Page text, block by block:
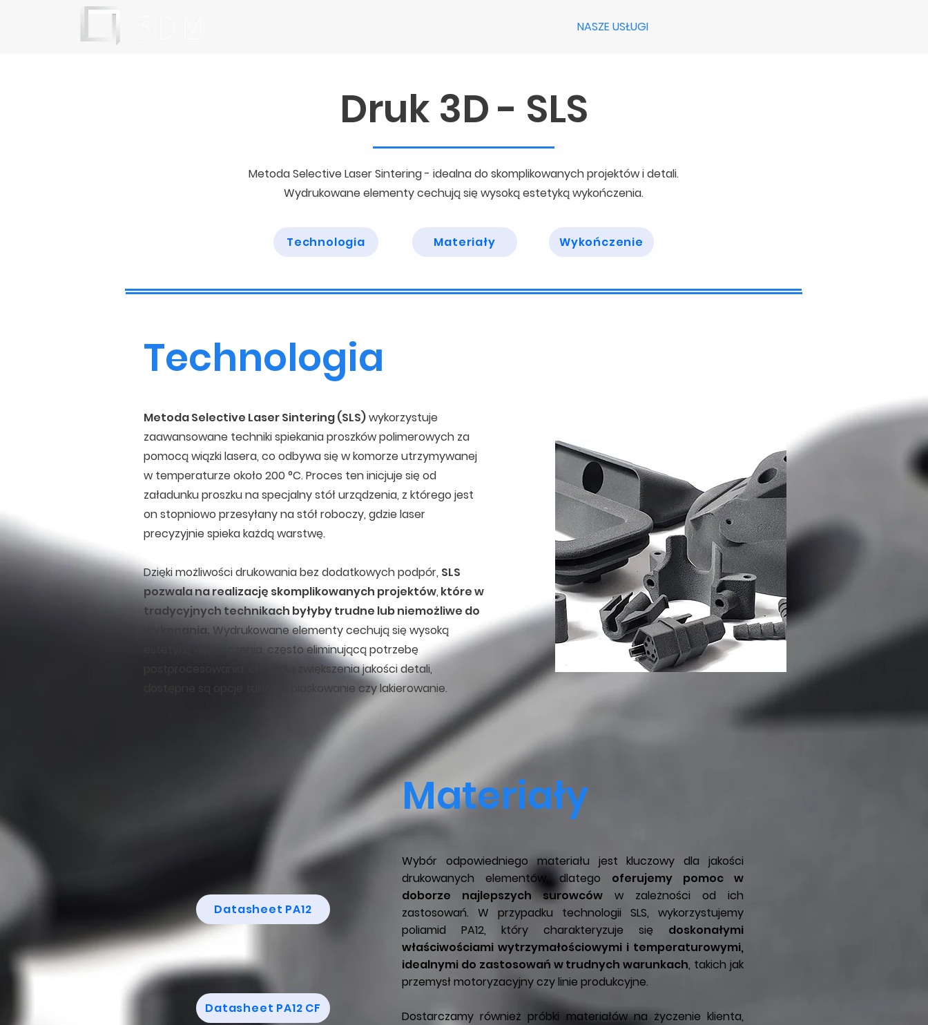
NASZE USŁUGI
Druk 3D - SLS
Metoda Selective Laser Sintering - idealna do skomplikowanych projektów i detali.
Wydrukowane elementy cechują się wysoką estetyką wykończenia.
Technologia Materiały Wykończenie
Technologia
Metoda Selective Laser Sintering (SLS)wykorzystuje
zaawansowane techniki spiekania proszków polimerowych za
pomocą wiązki lasera, co odbywa się w komorze utrzymywanej
w temperaturze około 200 °C. Proces ten inicjuje się od
załadunku proszku na specjalny stół urządzenia, z którego jest
on stopniowo przesyłany na stół roboczy, gdzie laser
precyzyjnie spieka każdą warstwę.
Dzięki możliwości drukowania bez dodatkowych podpór, SLS
pozwala na realizację skomplikowanych projektów, które w
tradycyjnych technikach byłyby trudne lub niemożliwe do
wykonania. Wydrukowane elementy cechują się wysoką
estetyką wykończenia, często eliminującą potrzebę
postprocesowania, choć dla zwiększenia jakości detali,
dostępne są opcje takie jak piaskowanie czy lakierowanie.
Materiały
Datasheet PA12
Datasheet PA12 CF
Wybór odpowiedniego materiału jest kluczowy dla jakości
drukowanych elementów, dlatego oferujemy pomoc w
doborze najlepszych surowców w zależności od ich
zastosowań. W przypadku technologii SLS, wykorzystujemy
poliamid PA12, który charakteryzuje się doskonałymi
właściwościami wytrzymałościowymi i temperaturowymi,
idealnymi do zastosowań w trudnych warunkach, takich jak
przemysł motoryzacyjny czy linie produkcyjne.
Dostarczamy również próbki materiałów na życzenie klienta,